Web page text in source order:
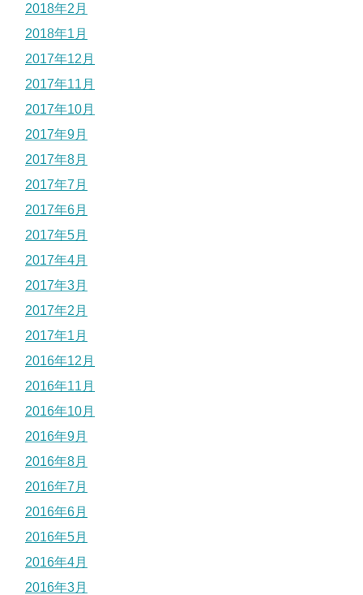
2018年2月
2018年1月
2017年12月
2017年11月
2017年10月
2017年9月
2017年8月
2017年7月
2017年6月
2017年5月
2017年4月
2017年3月
2017年2月
2017年1月
2016年12月
2016年11月
2016年10月
2016年9月
2016年8月
2016年7月
2016年6月
2016年5月
2016年4月
2016年3月